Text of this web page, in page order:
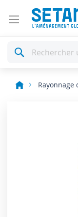
Rechercher
Rayonnage